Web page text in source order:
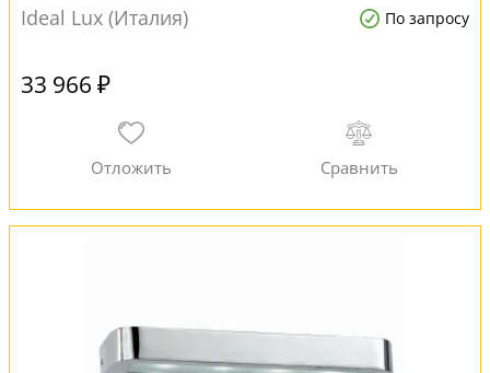
Ideal Lux (Италия)
По запросу
33 966 ₽